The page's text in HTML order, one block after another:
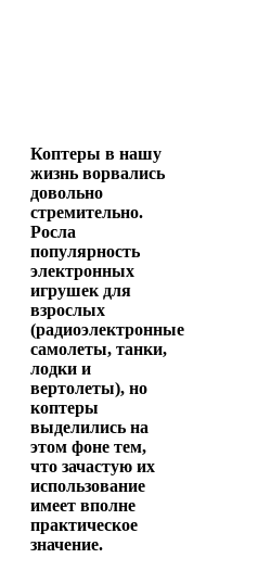
Коптеры в нашу
жизнь ворвались
довольно
стремительно.
Росла
популярность
электронных
игрушек для
взрослых
(радиоэлектронные
самолеты, танки,
лодки и
вертолеты), но
коптеры
выделились на
этом фоне тем,
что зачастую их
использование
имеет вполне
практическое
значение.